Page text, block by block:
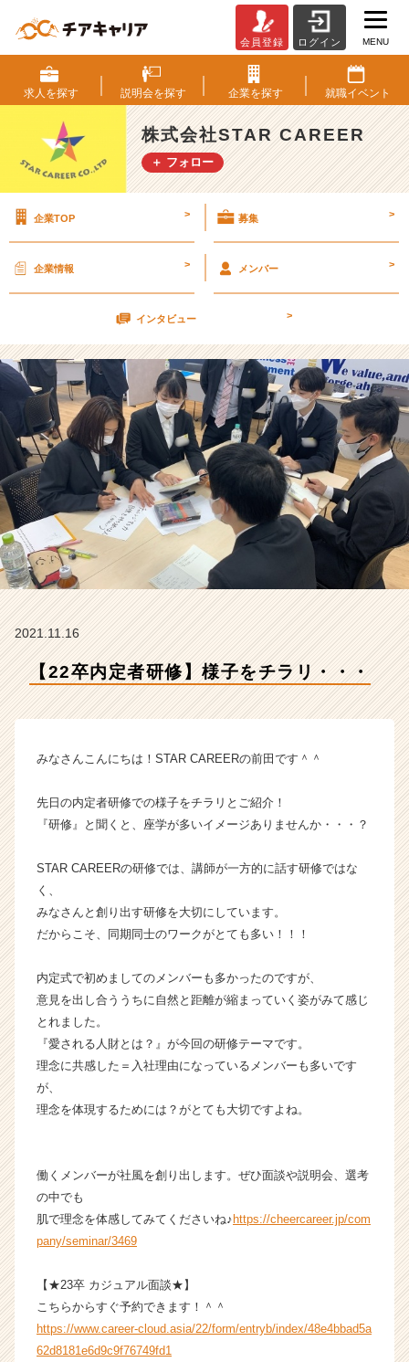
2
卒
内
定
者
研
を
リ・・・
【株
会
社
S
T
A
C
A
R
E
の
ラ
イ
|
ン
ャ
ー・
企
か
ら
ト
届
く
活
チ
キ
ア
h
e
e
会員登録 ログイン MENU
求人を探す 説明会を探す 企業を探す 就職イベント
株式会社STAR CAREER
＋ フォロー
企業TOP > 募集 >
企業情報 > メンバー >
インタビュー >
2021.11.16
【22卒内定者研修】様子をチラリ・・・
みなさんこんにちは！STAR CAREERの前田です＾＾
先日の内定者研修での様子をチラリとご紹介！
『研修』と聞くと、座学が多いイメージありませんか・・・？
STAR CAREERの研修では、講師が一方的に話す研修ではな
く、
みなさんと創り出す研修を大切にしています。
だからこそ、同期同士のワークがとても多い！！！
内定式で初めましてのメンバーも多かったのですが、
意見を出し合ううちに自然と距離が縮まっていく姿がみて感じ
とれました。
『愛される人財とは？』が今回の研修テーマです。
理念に共感した＝入社理由になっているメンバーも多いです
が、
理念を体現するためには？がとても大切ですよね。
働くメンバーが社風を創り出します。ぜひ面談や説明会、選考
の中でも
肌で理念を体感してみてくださいね♪ https://cheercareer.jp/com
pany/seminar/3469
【★23卒 カジュアル面談★】
こちらからすぐ予約できます！＾＾
https://www.career-cloud.asia/22/form/entryb/index/48e4bbad5a
62d8181e6d9c9f76749fd1